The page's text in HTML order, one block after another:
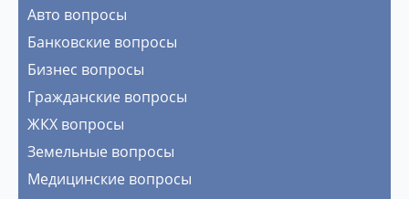
Авто вопросы
Банковские вопросы
Бизнес вопросы
Гражданские вопросы
ЖКХ вопросы
Земельные вопросы
Медицинские вопросы